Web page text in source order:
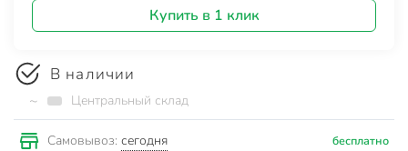
Купить в 1 клик
В наличии
~ Центральный склад
Самовывоз: сегодня бесплатно